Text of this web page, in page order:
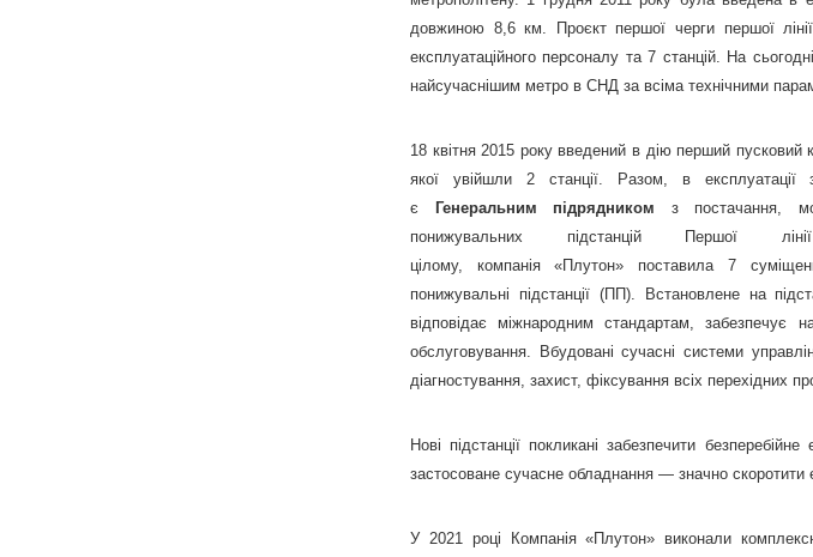
довжиною 8,6 км. Проєкт першої черги першої
експлуатаційного персоналу та 7 станцій. На
найсучаснішим метро в СНД за всіма технічними
18 квітня 2015 року введений в дію перший пусковий
якої увійшли 2 станції. Разом, в
є
Генеральним підрядником з постачання,
понижувальних підстанцій Першої
цілому, компанія «Плутон» поставила 7
понижувальні підстанції (ПП). Встановлене на
відповідає міжнародним стандартам, забезпечує
обслуговування. Вбудовані сучасні системи
діагностування, захист, фіксування всіх перехідних
Нові підстанції покликані забезпечити
застосоване сучасне обладнання — значно скоротити
У 2021 році Компанія «Плутон» виконали